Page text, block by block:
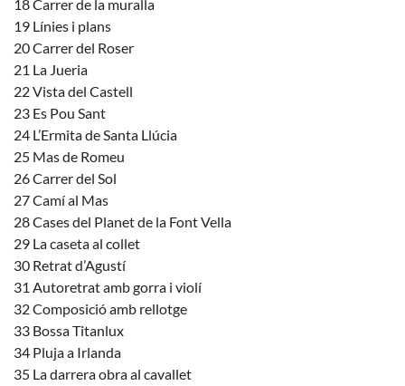
18 Carrer de la muralla
19 Línies i plans
20 Carrer del Roser
21 La Jueria
22 Vista del Castell
23 Es Pou Sant
24 L’Ermita de Santa Llúcia
25 Mas de Romeu
26 Carrer del Sol
27 Camí al Mas
28 Cases del Planet de la Font Vella
29 La caseta al collet
30 Retrat d’Agustí
31 Autoretrat amb gorra i violí
32 Composició amb rellotge
33 Bossa Titanlux
34 Pluja a Irlanda
35 La darrera obra al cavallet